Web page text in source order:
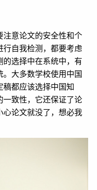
注意论文的安全性和个
行自我检测，都要考虑
的选择中在系统中，有
大多数学校使用中国
稿都应该选择中国知
一致性，它还保证了论
心论文就没了，想必我